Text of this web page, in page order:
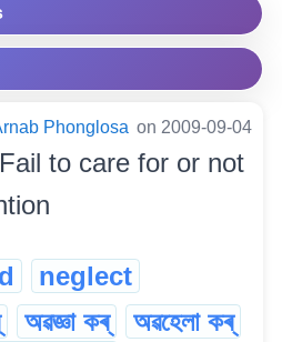
Phonglosa on 2009-09-04
Fail to care for or not
neglect
অৱজ্ঞা কৰ্
অৱহেলা কৰ্